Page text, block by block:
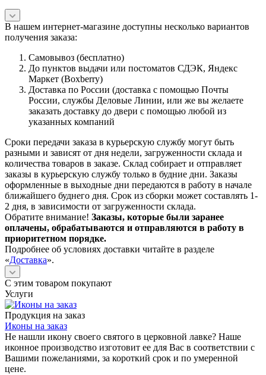
В нашем интернет-магазине доступны несколько вариантов
получения заказа:
Самовывоз (бесплатно)
До пунктов выдачи или постоматов СДЭК, Яндекс
Маркет (Boxberry)
Доставка по России (доставка с помощью Почты
России, службы Деловые Линии, или же вы желаете
заказать доставку до двери с помощью любой из
указанных компаний
Сроки передачи заказа в курьерскую службу могут быть
разными и зависят от дня недели, загруженности склада и
количества товаров в заказе. Склад собирает и отправляет
заказы в курьерскую службу только в будние дни. Заказы
оформленные в выходные дни передаются в работу в начале
ближайшего буднего дня. Срок из сборки может составлять 1-
2 дня, в зависимости от загруженности склада.
Обратите внимание! Заказы, которые были заранее
оплачены, обрабатываются и отправляются в работу в
приоритетном порядке.
Подробнее об условиях доставки читайте в разделе
«Доставка».
С этим товаром покупают
Услуги
Продукция на заказ
Иконы на заказ
Не нашли икону своего святого в церковной лавке? Наше
иконное производство изготовит ее для Вас в соответствии с
Вашими пожеланиями, за короткий срок и по умеренной
цене.